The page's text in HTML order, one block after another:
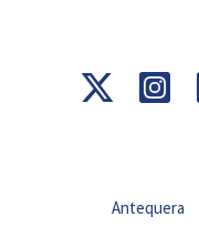
Antequera